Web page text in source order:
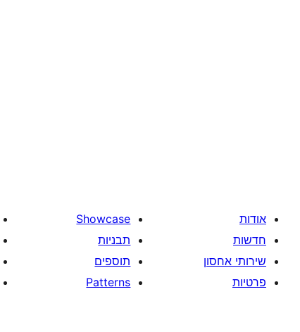
אודות
חדשות
שירותי אחסון
פרטיות
Showcase
תבניות
תוספים
Patterns